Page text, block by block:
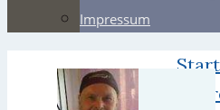
Impressum
Start